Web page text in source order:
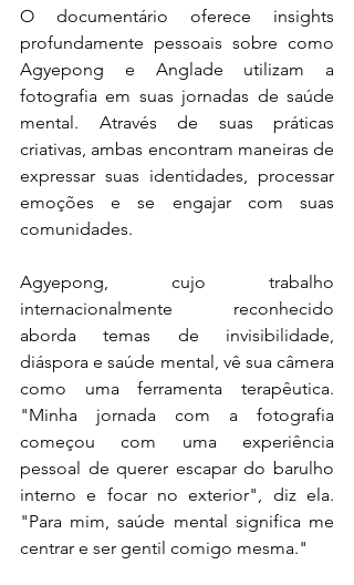
O documentário oferece insights
profundamente pessoais sobre como
Agyepong e Anglade utilizam a
fotografia em suas jornadas de saúde
mental. Através de suas práticas
criativas, ambas encontram maneiras de
expressar suas identidades, processar
emoções e se engajar com suas
comunidades.
Agyepong, cujo trabalho
internacionalmente reconhecido
aborda temas de invisibilidade,
diáspora e saúde mental, vê sua câmera
como uma ferramenta terapêutica.
"Minha jornada com a fotografia
começou com uma experiência
pessoal de querer escapar do barulho
interno e focar no exterior", diz ela.
"Para mim, saúde mental significa me
centrar e ser gentil comigo mesma."